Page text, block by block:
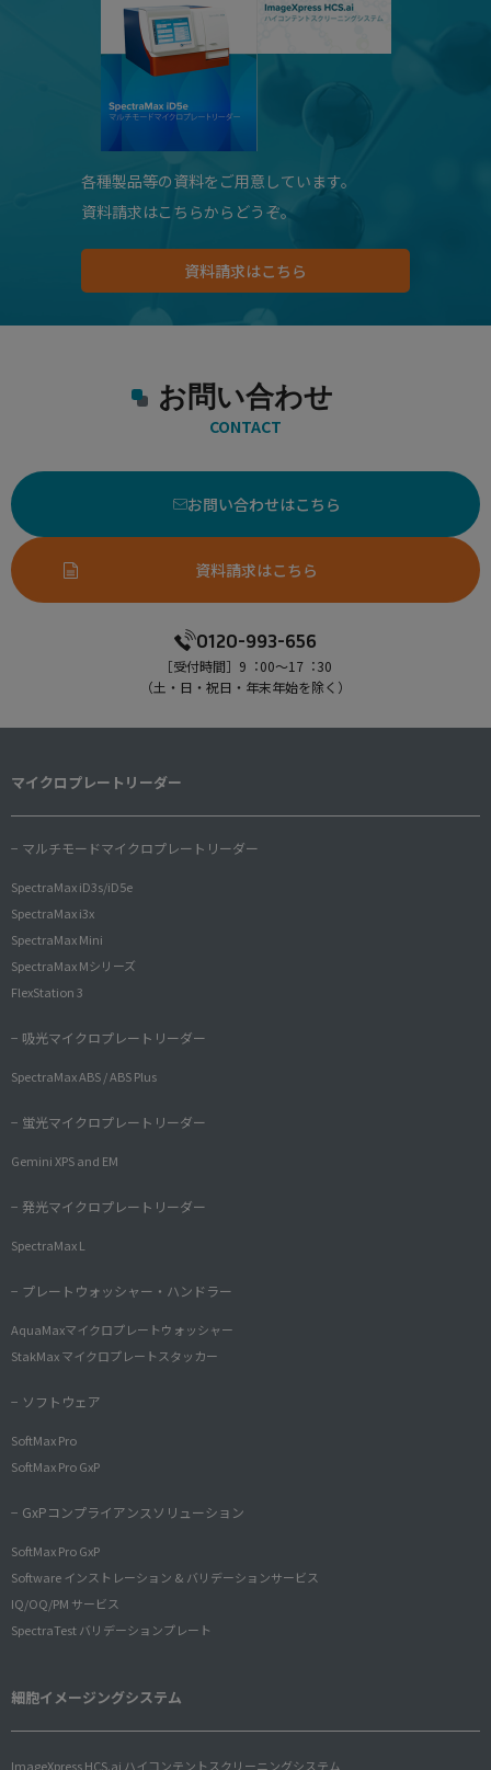
各種製品等の資料をご用意しています。
資料請求はこちらからどうぞ。
資料請求はこちら
お問い合わせ
CONTACT
お問い合わせはこちら
資料請求はこちら
0120-993-656
［受付時間］9︓00〜17︓30
（⼟・⽇・祝⽇・年末年始を除く）
マイクロプレートリーダー
− マルチモードマイクロプレートリーダー
SpectraMax iD3s/iD5e
SpectraMax i3x
SpectraMax Mini
SpectraMax Mシリーズ
FlexStation 3
− 吸光マイクロプレートリーダー
SpectraMax ABS / ABS Plus
− 蛍光マイクロプレートリーダー
Gemini XPS and EM
− 発光マイクロプレートリーダー
SpectraMax L
− プレートウォッシャー・ハンドラー
AquaMaxマイクロプレートウォッシャー
StakMax マイクロプレートスタッカー
− ソフトウェア
SoftMax Pro
SoftMax Pro GxP
− GxPコンプライアンスソリューション
SoftMax Pro GxP
Software インストレーション & バリデーションサービス
IQ/OQ/PM サービス
SpectraTest バリデーションプレート
細胞イメージングシステム
ImageXpress HCS.ai ハイコンテントスクリーニングシステム